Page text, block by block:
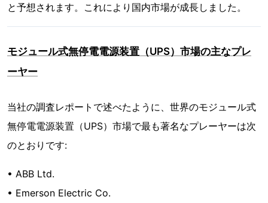
と予想されます。これにより国内市場が成長しました。
モジュール式無停電電源装置（UPS）市場の主なプレ
ーヤー
当社の調査レポートで述べたように、世界のモジュール式
無停電電源装置（UPS）市場で最も著名なプレーヤーは次
のとおりです:
• ABB Ltd.
• Emerson Electric Co.